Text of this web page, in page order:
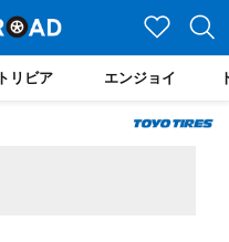
トリビア エンジョイ